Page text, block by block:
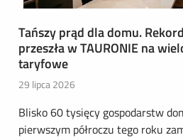
Tańszy prąd dla domu.
przeszła w TAURONIE na
taryfowe
29 lipca 2026
Blisko 60 tysięcy gospodarstw
pierwszym półroczu tego roku